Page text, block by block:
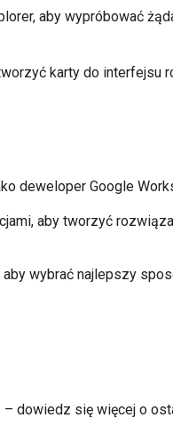
aby wypróbować
karty do interfejsu
deweloper Google
aby tworzyć
wybrać najlepszy
– dowiedz się więcej o